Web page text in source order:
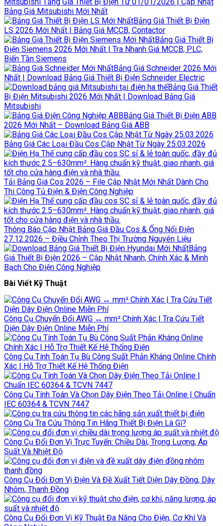
Bảng Giá Mitsubishi Mới Nhất
Bảng Giá Thiết Bị Điện
LS 2026 Mới Nhất | Bảng Giá MCCB, Contactor
Bảng Giá Thiết Bị
Điện Siemens 2026 Mới Nhất | Tra Nhanh Giá MCCB, PLC,
Biến Tần Siemens
Bảng Giá Schneider 2026 Mới
Nhất | Download Bảng Giá Thiết Bị Điện Schneider Electric
Bảng Giá Thiết
Bị Điện Mitsubishi 2026 Mới Nhất | Download Bảng Giá
Mitsubishi
Bảng Giá Thiết Bị Điện ABB
2026 Mới Nhất – Download Bảng Giá ABB
Bảng Giá Các Loại Đầu Cos Cập Nhật Từ Ngày 25.03.2026
Tải Bảng Giá Cos 2026 – File Cập Nhật Mới Nhất Dành Cho
Thi Công Tủ Điện & Điện Công Nghiệp
Thông Báo Cập Nhật Bảng Giá Đầu Cos & Ống Nối Điện
27.12.2026 – Điều Chỉnh Theo Thị Trường Nguyên Liệu
Bảng
Giá Thiết Bị Điện 2026 – Cập Nhật Nhanh, Chính Xác & Minh
Bạch Cho Điện Công Nghiệp
Bài Viết Kỹ Thuật
Công Cụ Chuyển Đổi AWG ↔ mm² Chính Xác | Tra Cứu Tiết
Diện Dây Điện Online Miễn Phí
Công Cụ Tính Toán Tụ Bù Công Suất Phản Kháng Online Chính
Xác | Hỗ Trợ Thiết Kế Hệ Thống Điện
Công Cụ Tính Toán Và Chọn Dây Điện Theo Tải Online | Chuẩn
IEC 60364 & TCVN 7447
Công Cụ Tra Cứu Thông Tin Hãng Thiết Bị Điện Là Gì?
Công Cụ Đổi Đơn Vị Trực Tuyến: Chiều Dài, Trọng Lượng, Áp
Suất Và Nhiệt Độ
Công Cụ Đổi Đơn Vị Điện Và Đề Xuất Tiết Diện Dây Đồng, Dây
Nhôm, Thanh Đồng
Công Cụ Đổi Đơn Vị Kỹ Thuật Đa Năng Cho Điện, Cơ Khí Và